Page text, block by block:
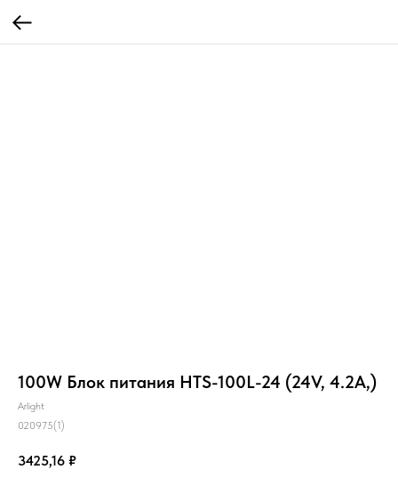
100W Блок питания HTS-100L-24 (24V, 4.2A,)
Arlight
020975(1)
3425,16 ₽